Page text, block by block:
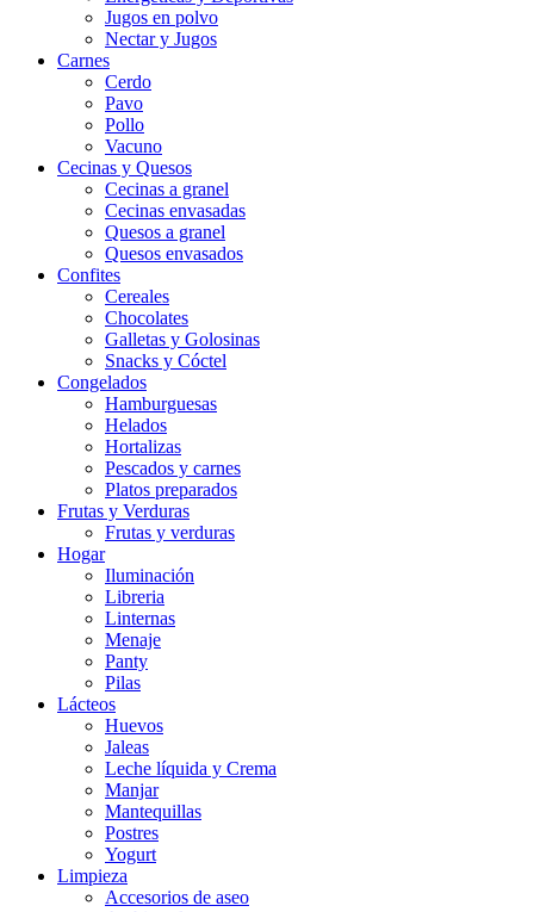
Jugos en polvo
Nectar y Jugos
Carnes
Cerdo
Pavo
Pollo
Vacuno
Cecinas y Quesos
Cecinas a granel
Cecinas envasadas
Quesos a granel
Quesos envasados
Confites
Cereales
Chocolates
Galletas y Golosinas
Snacks y Cóctel
Congelados
Hamburguesas
Helados
Hortalizas
Pescados y carnes
Platos preparados
Frutas y Verduras
Frutas y verduras
Hogar
Iluminación
Libreria
Linternas
Menaje
Panty
Pilas
Lácteos
Huevos
Jaleas
Leche líquida y Crema
Manjar
Mantequillas
Postres
Yogurt
Limpieza
Accesorios de aseo